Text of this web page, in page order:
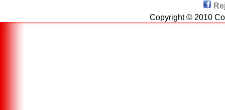
Copyright © 2010